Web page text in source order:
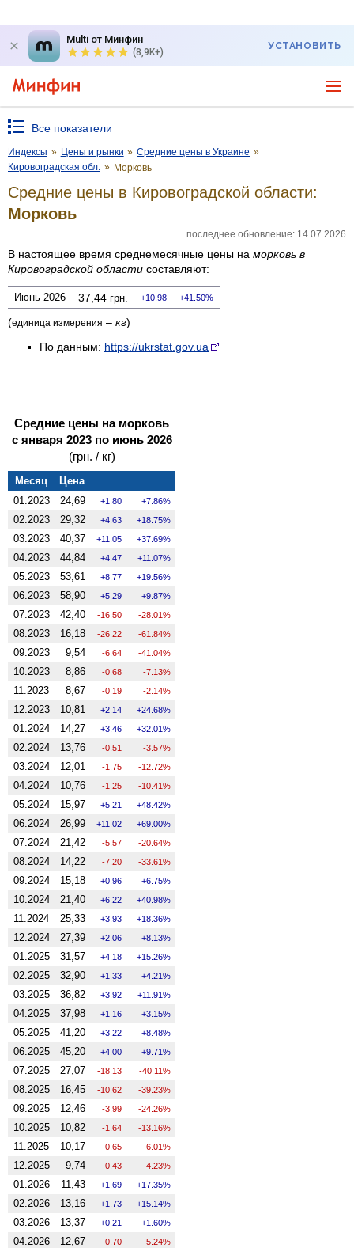
Multi от Минфин
(8,9K+)
УСТАНОВИТЬ
Все показатели
Индексы » Цены и рынки » Средние цены в Украине »
Кировоградская обл. » Морковь
Средние цены в Кировоградской области:
Морковь
последнее обновление: 14.07.2026
В настоящее время среднемесячные цены на морковь в
Кировоградской области составляют:
Июнь 2026 37,44 грн. 10.98 41.50%
(единица измерения – кг)
По данным: https://ukrstat.gov.ua
Средние цены на морковь
с января 2023 по июнь 2026
(грн. / кг)
Месяц
Цена
01.2023
24,69 1.80 7.86%
02.2023 29,32 4.63 18.75%
03.2023 40,37 11.05 37.69%
04.2023 44,84 4.47 11.07%
05.2023 53,61 8.77 19.56%
06.2023 58,90 5.29 9.87%
07.2023 42,40 -16.50 -28.01%
08.2023 16,18 -26.22 -61.84%
09.2023 9,54 -6.64 -41.04%
10.2023 8,86 -0.68 -7.13%
11.2023 8,67 -0.19 -2.14%
12.2023 10,81 2.14 24.68%
01.2024 14,27 3.46 32.01%
02.2024 13,76 -0.51 -3.57%
03.2024 12,01 -1.75 -12.72%
04.2024 10,76 -1.25 -10.41%
05.2024 15,97 5.21 48.42%
06.2024 26,99 11.02 69.00%
07.2024 21,42 -5.57 -20.64%
08.2024 14,22 -7.20 -33.61%
09.2024 15,18 0.96 6.75%
10.2024 21,40 6.22 40.98%
11.2024 25,33 3.93 18.36%
12.2024 27,39 2.06 8.13%
01.2025 31,57 4.18 15.26%
02.2025 32,90 1.33 4.21%
03.2025 36,82 3.92 11.91%
04.2025 37,98 1.16 3.15%
05.2025 41,20 3.22 8.48%
06.2025 45,20 4.00 9.71%
07.2025 27,07 -18.13 -40.11%
08.2025 16,45 -10.62 -39.23%
09.2025 12,46 -3.99 -24.26%
10.2025 10,82 -1.64 -13.16%
11.2025 10,17 -0.65 -6.01%
12.2025 9,74 -0.43 -4.23%
01.2026 11,43 1.69 17.35%
02.2026 13,16 1.73 15.14%
03.2026 13,37 0.21 1.60%
04.2026 12,67 -0.70 -5.24%